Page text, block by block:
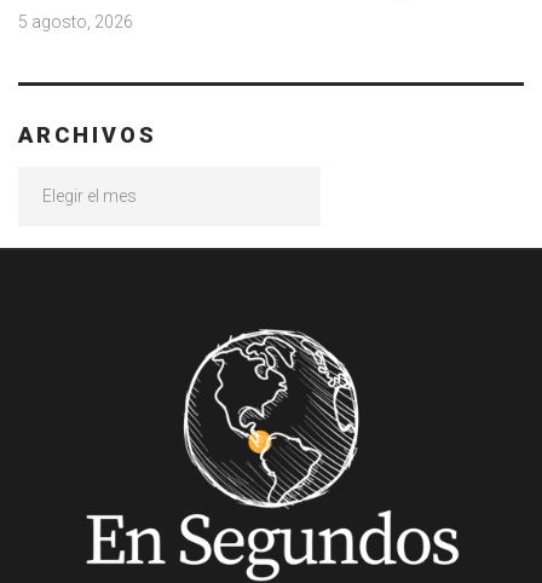
5 agosto, 2026
ARCHIVOS